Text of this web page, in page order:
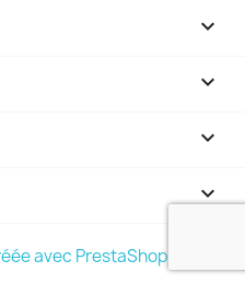



keyboard_arrow_down
avec PrestaShop™